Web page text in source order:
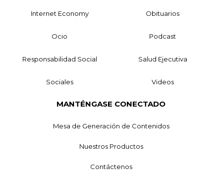
Internet Economy Obituarios
Ocio Podcast
Responsabilidad Social Salud Ejecutiva
Sociales Videos
MANTÉNGASE CONECTADO
Mesa de Generación de Contenidos
Nuestros Productos
Contáctenos